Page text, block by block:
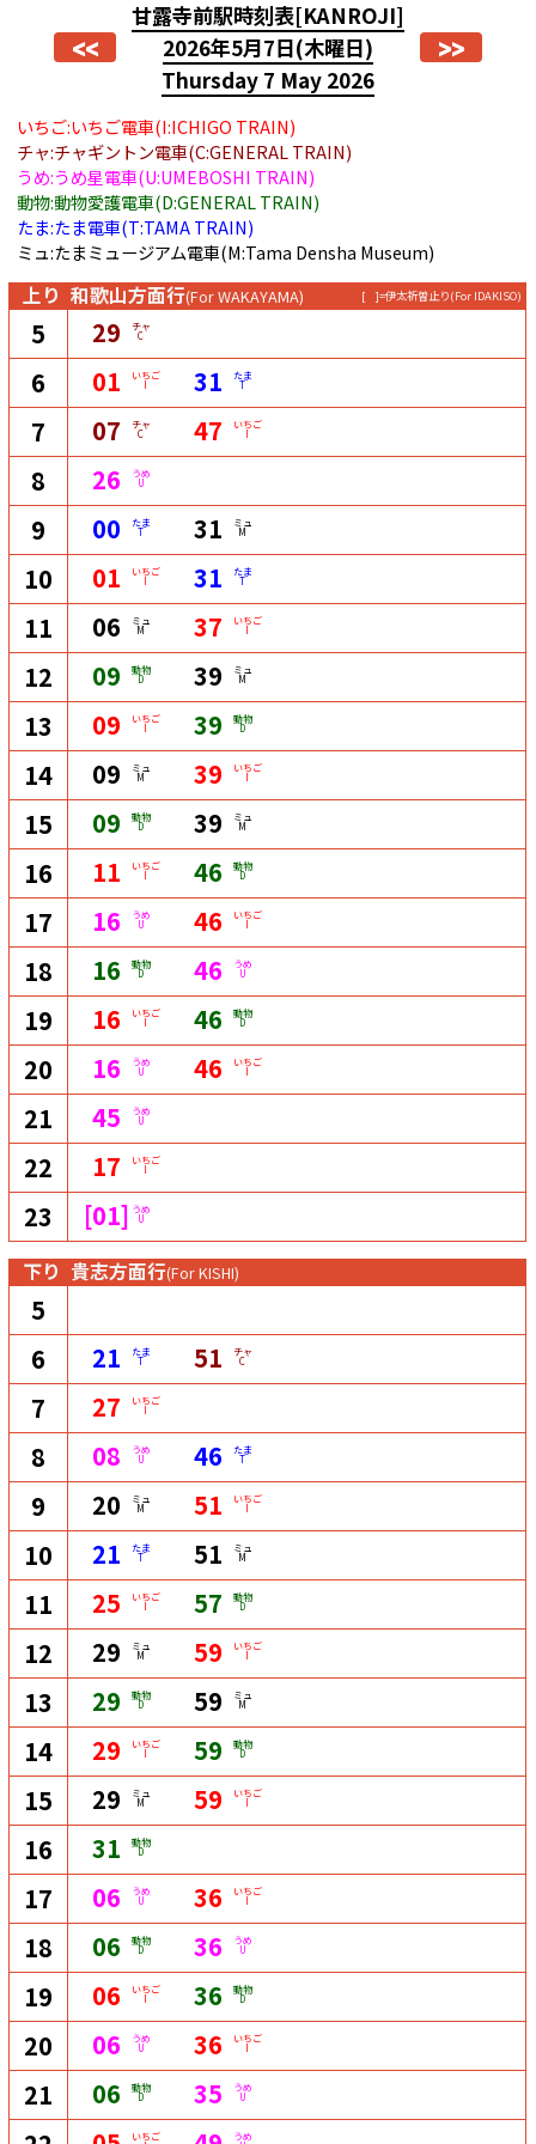
<<
甘露寺前駅時刻表[KANROJI]
2026年5月7日(木曜日)
Thursday 7 May 2026
>>
いちご:いちご電車(I:ICHIGO TRAIN)
チャ:チャギントン電車(C:GENERAL TRAIN)
うめ:うめ星電車(U:UMEBOSHI TRAIN)
動物:動物愛護電車(D:GENERAL TRAIN)
たま:たま電車(T:TAMA TRAIN)
ミュ:たまミュージアム電車(M:Tama Densha Museum)
上り 和歌山方面行(For WAKAYAMA) [ ]=伊太祈曽止り(For IDAKISO)
5 29 チャ
C
6 01 いちご
I 31 たま
T
7 07 チャ
C 47 いちご
I
8 26 うめ
U
9 00 たま
T 31 ミュ
M
10 01 いちご
I 31 たま
T
11 06 ミュ
M 37 いちご
I
12 09 動物
D 39 ミュ
M
13 09 いちご
I 39 動物
D
14 09 ミュ
M 39 いちご
I
15 09 動物
D 39 ミュ
M
16 11 いちご
I 46 動物
D
17 16 うめ
U 46 いちご
I
18 16 動物
D 46 うめ
U
19 16 いちご
I 46 動物
D
20 16 うめ
U 46 いちご
I
21 45 うめ
U
22 17 いちご
I
23 [01] うめ
U
下り 貴志方面行(For KISHI)
5
6
21 たま
T 51 チャ
C
7 27 いちご
I
8 08 うめ
U 46 たま
T
9 20 ミュ
M 51 いちご
I
10 21 たま
T 51 ミュ
M
11 25 いちご
I 57 動物
D
12 29 ミュ
M 59 いちご
I
13 29 動物
D 59 ミュ
M
14 29 いちご
I 59 動物
D
15 29 ミュ
M 59 いちご
I
16 31 動物
D
17 06 うめ
U 36 いちご
I
18 06 動物
D 36 うめ
U
19 06 いちご
I 36 動物
D
20 06 うめ
U 36 いちご
I
21 06 動物
D 35 うめ
U
いちご うめ